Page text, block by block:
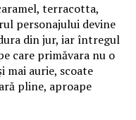
terracotta,
personajului devine
din jur, iar întregul
care primăvara nu o
mai aurie, scoate
pline, aproape